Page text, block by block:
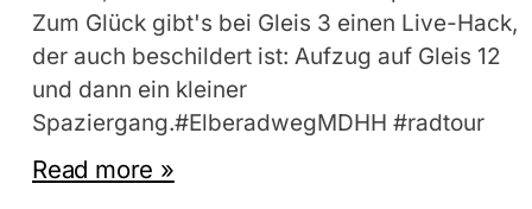
Zum Glück gibt's bei Gleis 3 einen Live-Hack,
der auch beschildert ist: Aufzug auf Gleis 12
und dann ein kleiner
Spaziergang.#ElberadwegMDHH #radtour
Read more »